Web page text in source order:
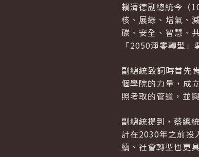
賴清德副總統今（
核、展綠、增氣、
碳、安全、智慧、
「2050淨零轉型」
副總統致詞時首先
個學院的力量，成
照考取的管道，並
副總統提到，蔡總
計在2030年之前投
續、社會轉型也更